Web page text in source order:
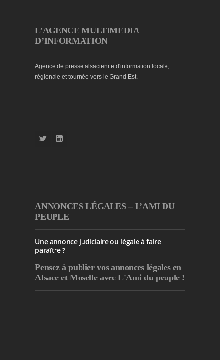
L’AGENCE MULTIMEDIA
D’INFORMATION
Agence de presse alsacienne d'information locale,
régionale et tournée vers le Grand Est.
ANNONCES LÉGALES – L’AMI DU
PEUPLE
Une annonce judiciaire ou légale à faire
paraître ?
Pensez à publiervos annonces légales en
Alsace et Moselle avec L'Ami du peuple !